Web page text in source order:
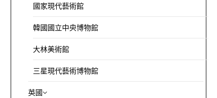
國家現代藝術館
韓國國立中央博物館
大林美術館
三星現代藝術博物館
英國